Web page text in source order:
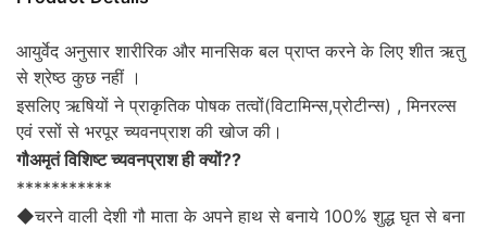
आयुर्वेद अनुसार शारीरिक और मानसिक बल प्राप्त करने के लिए शीत ऋतु
से श्रेष्ठ कुछ नहीं ।
इसलिए ऋषियों ने प्राकृतिक पोषक तत्वों(विटामिन्स,प्रोटीन्स) , मिनरल्स
एवं रसों से भरपूर च्यवनप्राश की खोज की।
गौअमृतं विशिष्ट च्यवनप्राश ही क्यों??
***********
◆चरने वाली देशी गौ माता के अपने हाथ से बनाये 100% शुद्ध घृत से बना